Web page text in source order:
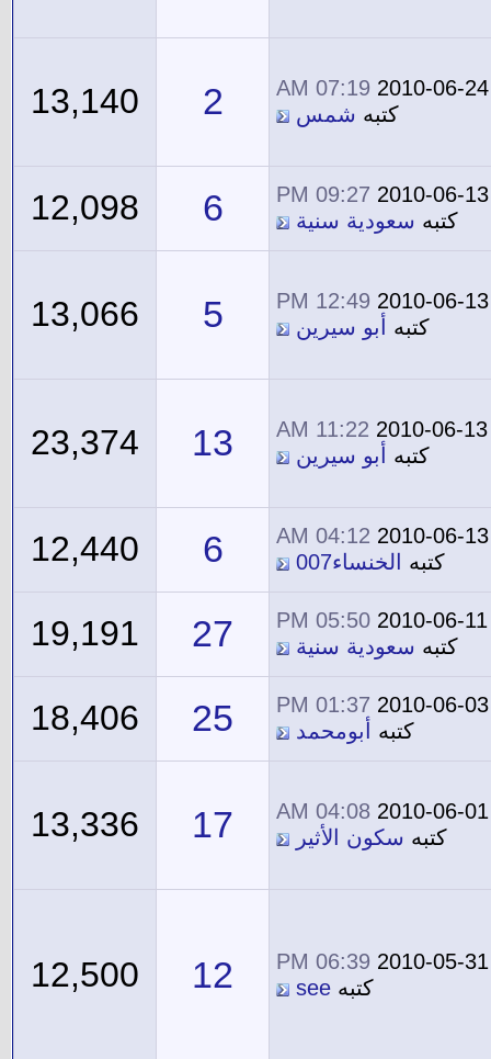
2010-06-24
07:19 AM
كتبه شمس 2
13,140
2010-06-13
09:27 PM
كتبه سعودية سنية 6
12,098
2010-06-13
12:49 PM
كتبه
أبو سيرين 5
13,066
2010-06-13
11:22 AM
كتبه
أبو سيرين 13
23,374
2010-06-13
04:12 AM
كتبه
الخنساء007 6
12,440
2010-06-11
05:50 PM
كتبه سعودية سنية 27
19,191
2010-06-03
01:37 PM
كتبه
أبومحمد 25
18,406
2010-06-01
04:08 AM
كتبه سكون الأثير 17
13,336
2010-05-31
06:39 PM
كتبه see
12
12,500